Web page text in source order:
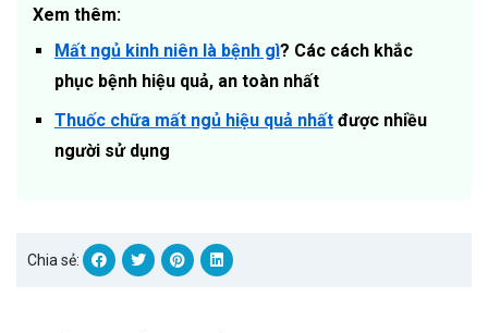
Xem thêm:
Mất ngủ kinh niên là bệnh gì? Các cách khắc
phục bệnh hiệu quả, an toàn nhất
Thuốc chữa mất ngủ hiệu quả nhất được nhiều
người sử dụng
Chia sẻ: